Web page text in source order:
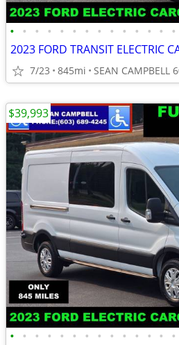
• • • • • • • • • • • • • •
2023 FORD TRANSIT ELECTRIC
7/23 845mi SEAN CAMPBELL
• • • • • • • • • • • • • •
$39,993